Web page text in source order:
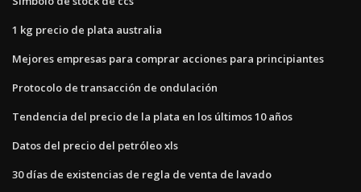
1 kg precio de plata australia
Mejores empresas para comprar acciones para principiantes
Protocolo de transacción de ondulación
Tendencia del precio de la plata en los últimos 10 años
Datos del precio del petróleo xls
30 días de existencias de regla de venta de lavado